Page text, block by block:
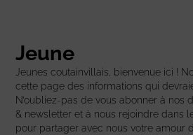
Jeune
Jeunes coutainvillais, bienvenue ici !
cette page des informations qui
N’oubliez-pas de vous abonner à nos
& newsletter et à nous rejoindre dans
pour partager avec nous votre amour